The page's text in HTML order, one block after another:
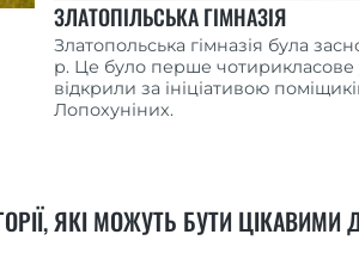
ЗЛАТОПІЛЬСЬКА ГІМНАЗІЯ
Златопольська гімназія була
р. Це було перше
відкрили за ініціативою
Лопохуніних.
ЯКІ МОЖУТЬ БУТИ